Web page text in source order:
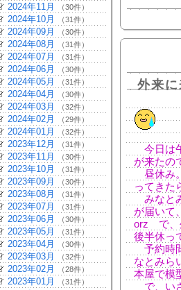
2024年11月 （30件）
2024年10月 （31件）
2024年09月 （30件）
2024年08月 （31件）
2024年07月 （31件）
2024年06月 （30件）
2024年05月 （31件）
2024年04月 （30件）
2024年03月 （32件）
2024年02月 （29件）
2024年01月 （32件）
2023年12月 （31件）
2023年11月 （30件）
2023年10月 （31件）
2023年09月 （30件）
2023年08月 （31件）
2023年07月 （31件）
2023年06月 （30件）
2023年05月 （31件）
2023年04月 （30件）
2023年03月 （32件）
2023年02月 （28件）
2023年01月 （31件）
外来
今日は
が来たの
昼休み
ってきた
みなと
が届いて
orz で、
後半休っ
予約時
なとみら
本屋で模
で、い